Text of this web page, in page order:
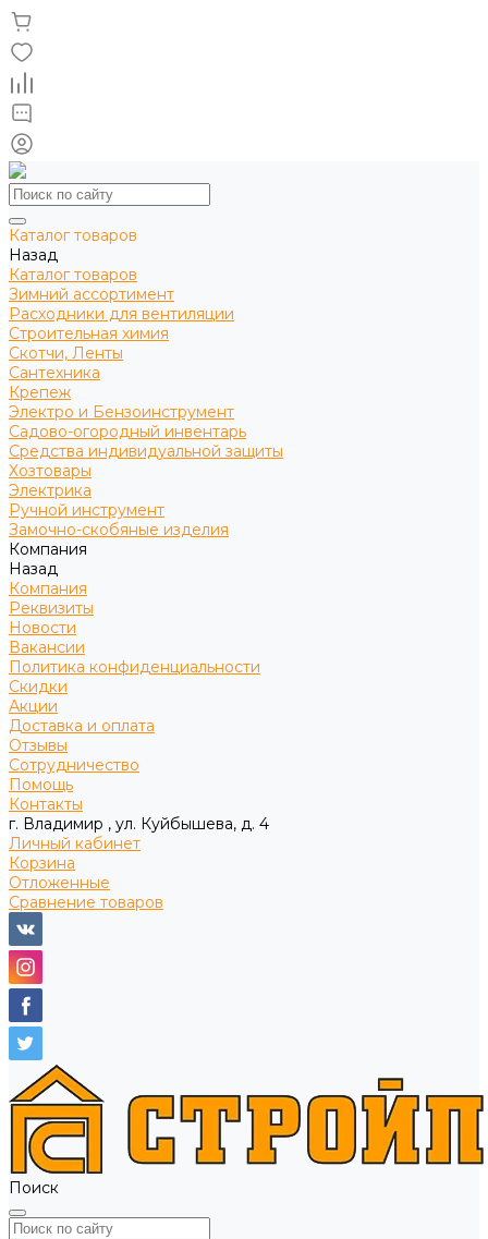
Каталог товаров
Назад
Каталог товаров
Зимний ассортимент
Расходники для вентиляции
Строительная химия
Скотчи, Ленты
Сантехника
Крепеж
Электро и Бензоинструмент
Садово-огородный инвентарь
Средства индивидуальной защиты
Хозтовары
Электрика
Ручной инструмент
Замочно-скобяные изделия
Компания
Назад
Компания
Реквизиты
Новости
Вакансии
Политика конфиденциальности
Скидки
Акции
Доставка и оплата
Отзывы
Сотрудничество
Помощь
Контакты
г. Владимир , ул. Куйбышева, д. 4
Личный кабинет
Корзина
Отложенные
Сравнение товаров
Поиск